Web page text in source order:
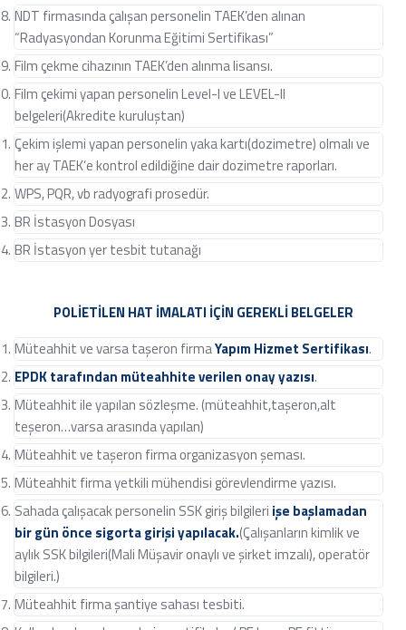
NDT firmasında çalışan personelin TAEK’den alınan
“Radyasyondan Korunma Eğitimi Sertifikası”
Film çekme cihazının TAEK’den alınma lisansı.
Film çekimi yapan personelin Level-I ve LEVEL-II
belgeleri(Akredite kuruluştan)
Çekim işlemi yapan personelin yaka kartı(dozimetre) olmalı ve
her ay TAEK’e kontrol edildiğine dair dozimetre raporları.
WPS, PQR, vb radyografi prosedür.
BR İstasyon Dosyası
BR İstasyon yer tesbit tutanağı
POLİETİLEN HAT İMALATI İÇİN GEREKLİ BELGELER
Müteahhit ve varsa taşeron firmaYapım Hizmet Sertifikası.
EPDK tarafından müteahhite verilen onay yazısı.
Müteahhit ile yapılan sözleşme. (müteahhit,taşeron,alt
teşeron…varsa arasında yapılan)
Müteahhit ve taşeron firma organizasyon şeması.
Müteahhit firma yetkili mühendisi görevlendirme yazısı.
Sahada çalışacak personelin SSK giriş bilgileri işe başlamadan
bir gün önce sigorta girişi yapılacak.(Çalışanların kimlik ve
aylık SSK bilgileri(Mali Müşavir onaylı ve şirket imzalı), operatör
bilgileri.)
Müteahhit firma şantiye sahası tesbiti.